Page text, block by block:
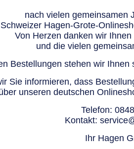
nach vielen gemeinsamen
Hagen-Grote-
Von Herzen danken wir
und die vielen
Bestellungen stehen wir
Sie informieren, dass
unseren deutschen
Telefon:
Kontakt:
Ihr Hagen